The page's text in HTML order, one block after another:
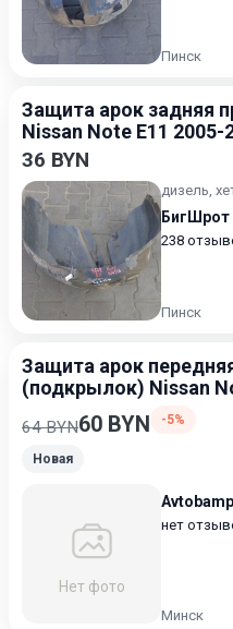
Пинск
Защита арок задняя
Nissan Note E11 2005-
36 BYN
дизель,
БигШрот
238
Пинск
Защита арок
(подкрылок) Nissan
64 BYN60 BYN -5%
Новая
Нет фото
нет
Минск